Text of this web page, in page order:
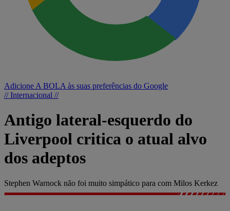
Adicione A BOLA às suas preferências do Google
// Internacional //
Antigo lateral-esquerdo do
Liverpool critica o atual alvo
dos adeptos
Stephen Warnock não foi muito simpático para com Milos Kerkez